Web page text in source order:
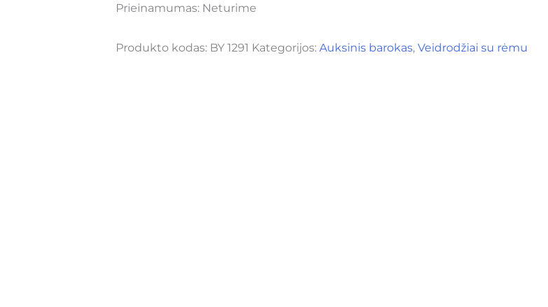
Prieinamumas: Neturime
Produkto kodas: BY 1291 Kategorijos:Auksinis barokas,Veidrodžiai su rėmu